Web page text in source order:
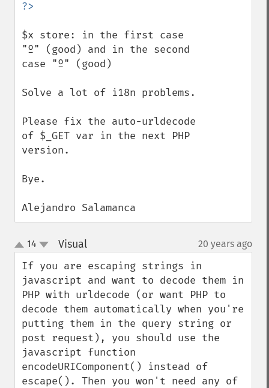
$x store: in the first case
"º" (good) and in the second
case "º" (good)
Solve a lot of i18n problems.
Please fix the auto-urldecode
of $_GET var in the next PHP
version.
Bye.
Alejandro Salamanca
up
down
14 Visual¶ 20 years ago
If you are escaping strings in
javascript and want to decode them in
PHP with urldecode (or want PHP to
decode them automatically when you're
putting them in the query string or
post request), you should use the
javascript function
encodeURIComponent() instead of
escape(). Then you won't need any of